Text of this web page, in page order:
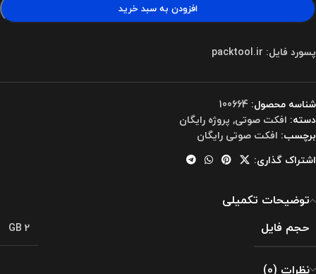
افزودن به سبد خرید
پسورد فایل: packtool.ir
شناسه محصول: 100664
دسته: افکت صوتی, پروژه رایگان
برچسب: افکت صوتی رایگان
اشتراک گذاری:
توضیحات تکمیلی
حجم فایل
2 GB
نظرات (0)